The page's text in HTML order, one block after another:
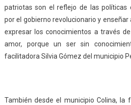
patriotas son el reflejo de las políticas
por el gobierno revolucionario y
expresar los conocimientos a través
amor, porque un ser sin
facilitadora Silvia Gómez del municipio
También desde el municipio Colina, la